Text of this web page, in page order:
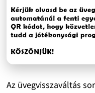
Az üvegvisszaváltás